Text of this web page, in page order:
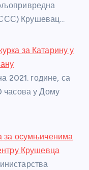
Крушевац…
за Катарину у
2021. године, са
часова у Дому
за осумњиченима
Крушевца